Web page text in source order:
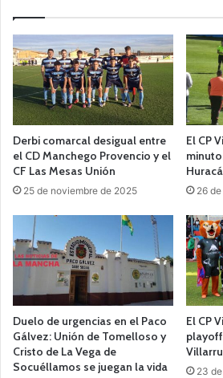
Derbi comarcal desigual entre
el CD Manchego Provencio y el
CF Las Mesas Unión
25 de noviembre de 2025
El CP
26
Duelo de urgencias en el Paco
Gálvez: Unión de Tomelloso y
Cristo de La Vega de
Socuéllamos se juegan la vida
El CP
23